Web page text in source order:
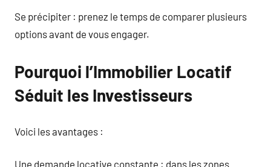
Se précipiter : prenez le temps de comparer plusieurs
options avant de vous engager.
Pourquoi l’Immobilier Locatif
Séduit les Investisseurs
Voici les avantages :
Une demande locative constante : dans les zones